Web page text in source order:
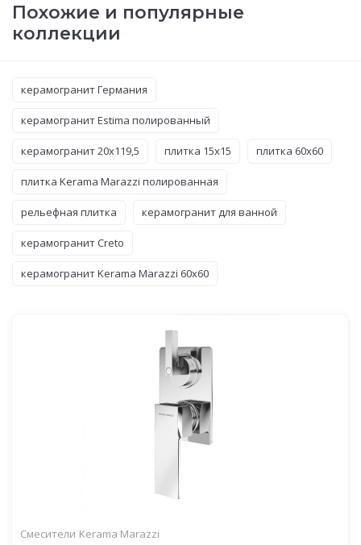
Похожие и популярные
коллекции
керамогранит Германия
керамогранит Estima полированный
керамогранит 20x119,5 плитка 15x15 плитка 60x60
плитка Kerama Marazzi полированная
рельефная плитка керамогранит для ванной
керамогранит Creto
керамогранит Kerama Marazzi 60x60
Смесители Kerama Marazzi